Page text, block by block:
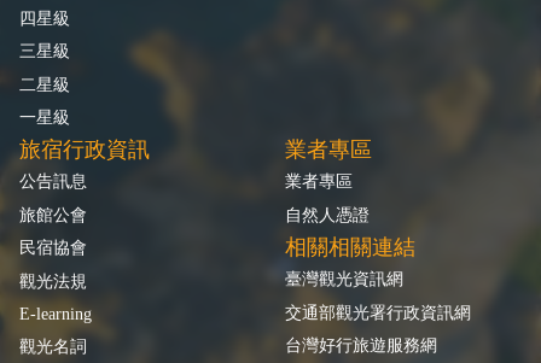
四星級
三星級
二星級
一星級
旅宿行政資訊
公告訊息
旅館公會
民宿協會
觀光法規
E-learning
觀光名詞
業者專區
業者專區
自然人憑證
相關相關連結
臺灣觀光資訊網
交通部觀光署行政資訊網
台灣好行旅遊服務網